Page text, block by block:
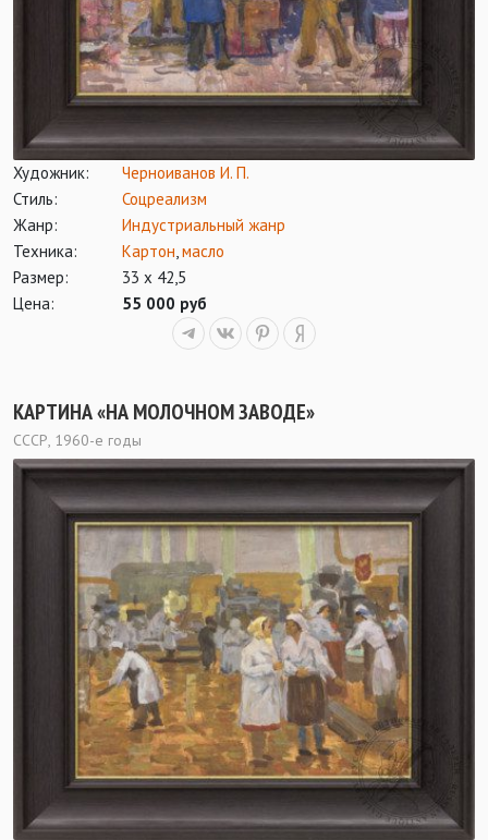
Художник:
Черноиванов И. П.
Стиль:
Соцреализм
Жанр:
Индустриальный жанр
Техника:
Картон,масло
Размер:
33 х 42,5
Цена:
55 000 руб
КАРТИНА «НА МОЛОЧНОМ ЗАВОДЕ»
СССР, 1960-е годы